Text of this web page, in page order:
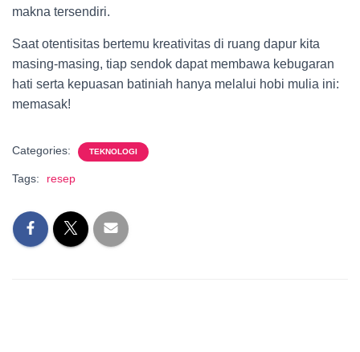
makna tersendiri.
Saat otentisitas bertemu kreativitas di ruang dapur kita
masing-masing, tiap sendok dapat membawa kebugaran
hati serta kepuasan batiniah hanya melalui hobi mulia ini:
memasak!
Categories: TEKNOLOGI
Tags: resep